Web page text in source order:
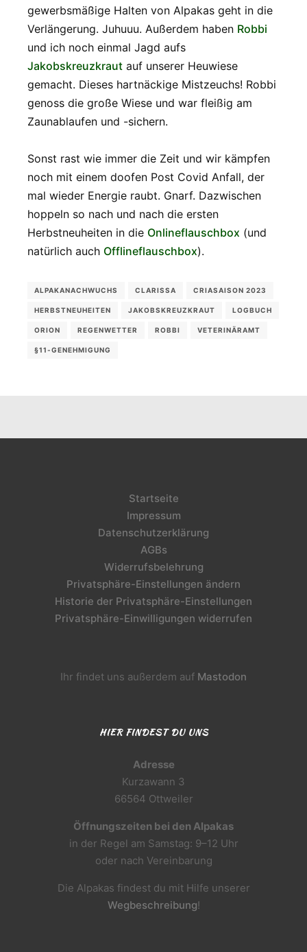
gewerbsmäßige Halten von Alpakas geht in die
Verlängerung. Juhuuu. Außerdem haben Robbi
und ich noch einmal Jagd aufs
Jakobskreuzkraut auf unserer Heuwiese
gemacht. Dieses hartnäckige Mistzeuchs! Robbi
genoss die große Wiese und war fleißig am
Zaunablaufen und -sichern.
Sonst rast wie immer die Zeit und wir kämpfen
noch mit einem doofen Post Covid Anfall, der
mal wieder Energie raubt. Gnarf. Dazwischen
hoppeln so nach und nach die ersten
Herbstneuheiten in die Onlineflauschbox (und
natürlich auch Offlineflauschbox).
ALPAKANACHWUCHS CLARISSA CRIASAISON 2023
HERBSTNEUHEITEN JAKOBSKREUZKRAUT LOGBUCH
ORION REGENWETTER ROBBI VETERINÄRAMT
§11-GENEHMIGUNG
Startseite
Impressum
Datenschutzerklärung
AGBs
Widerrufsbelehrung
Privatsphäre-Einstellungen ändern
Historie der Privatsphäre-Einstellungen
Privatsphäre-Einwilligungen widerrufen
Ihr findet uns außerdem auf Mastodon
HIER FINDEST DU UNS
Adresse
Kurzawann 3
66564 Ottweiler
Öffnungszeiten bei den Alpakas
in der Regel am Samstag: 9–12 Uhr
oder nach Vereinbarung
Die Alpakas findest du mit Hilfe unserer
Wegbeschreibung!